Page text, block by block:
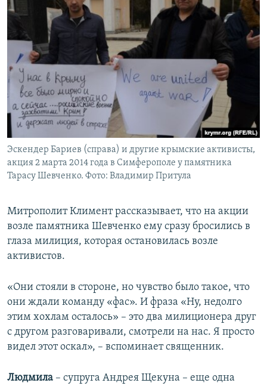
Эскендер Бариев (справа) и другие крымские активисты,
акция 2 марта 2014 года в Симферополе у памятника
Тарасу Шевченко. Фото: Владимир Притула
Митрополит Климент рассказывает, что на акции
возле памятника Шевченко ему сразу бросились в
глаза милиция, которая остановилась возле
активистов.
«Они стояли в стороне, но чувство было такое, что
они ждали команду «фас». И фраза «Ну, недолго
этим хохлам осталось» – это два милиционера друг
с другом разговаривали, смотрели на нас. Я просто
видел этот оскал», – вспоминает священник.
Людмила – супруга Андрея Щекуна – еще одна